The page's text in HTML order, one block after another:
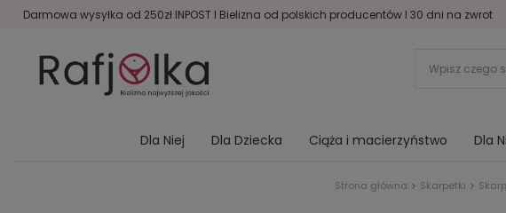
Darmowa wysyłka od 250zł INPOST I Bielizna od polskich producentów I 30 dni na zwrot
Dla Niej Dla Dziecka Ciąża i macierzyństwo Dla
Strona główna Skarpetki